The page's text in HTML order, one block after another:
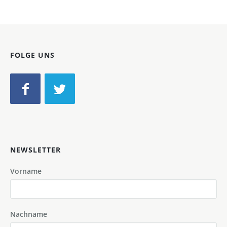
FOLGE UNS
NEWSLETTER
Vorname
Nachname